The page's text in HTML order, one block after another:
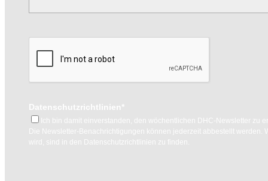
Datenschutzrichtlinien*
Ich bin damit einverstanden, den wöchentlichen DHC-Newsletter zu
Die Newsletter-Benachrichtigungen können jederzeit abbestellt
wird, sind in den Datenschutzrichtlinien zu finden.